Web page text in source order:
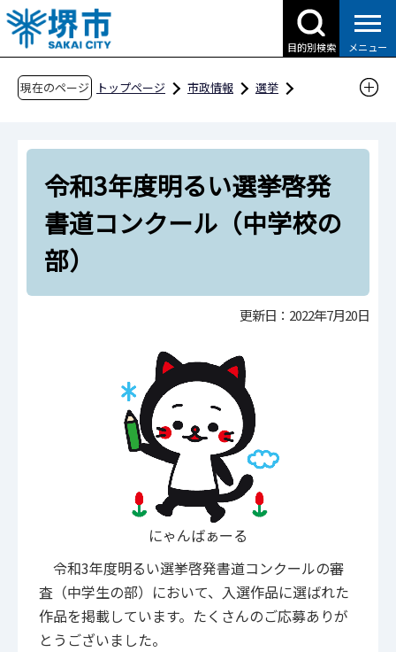
こ
の
ペ
目的別検索 メニュー
現在のページ トップページ 市政情報
選挙
令和3年度明るい選挙啓発書道コンクール（中
学校の部）
令和3年度明るい選挙啓発
書道コンクール（中学校の
部）
更新日：2022年7月20日
にゃんばぁーる
令和3年度明るい選挙啓発書道コンクールの審
査（中学生の部）において、入選作品に選ばれた
作品を掲載しています。たくさんのご応募ありが
とうございました。